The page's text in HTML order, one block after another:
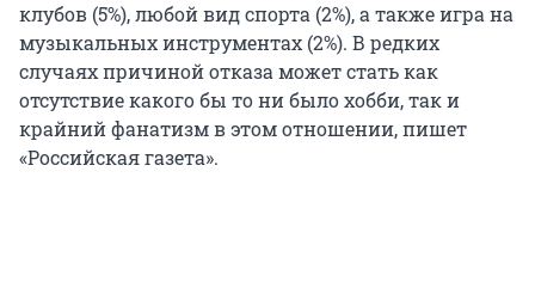
клубов (5%), любой вид спорта (2%), а также игра на
музыкальных инструментах (2%). В редких
случаях причиной отказа может стать как
отсутствие какого бы то ни было хобби, так и
крайний фанатизм в этом отношении, пишет
«Российская газета».